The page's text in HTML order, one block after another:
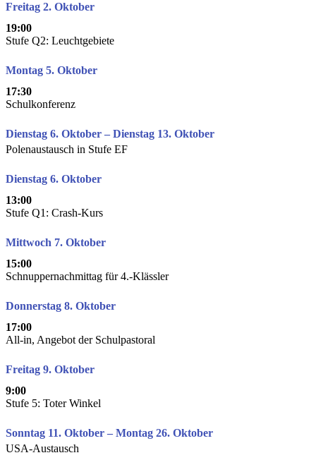
Freitag 2. Oktober
19:00
Stufe Q2: Leuchtgebiete
Montag 5. Oktober
17:30
Schulkonferenz
Dienstag 6. Oktober – Dienstag 13. Oktober
Polenaustausch in Stufe EF
Dienstag 6. Oktober
13:00
Stufe Q1: Crash-Kurs
Mittwoch 7. Oktober
15:00
Schnuppernachmittag für 4.-Klässler
Donnerstag 8. Oktober
17:00
All-in, Angebot der Schulpastoral
Freitag 9. Oktober
9:00
Stufe 5: Toter Winkel
Sonntag 11. Oktober – Montag 26. Oktober
USA-Austausch